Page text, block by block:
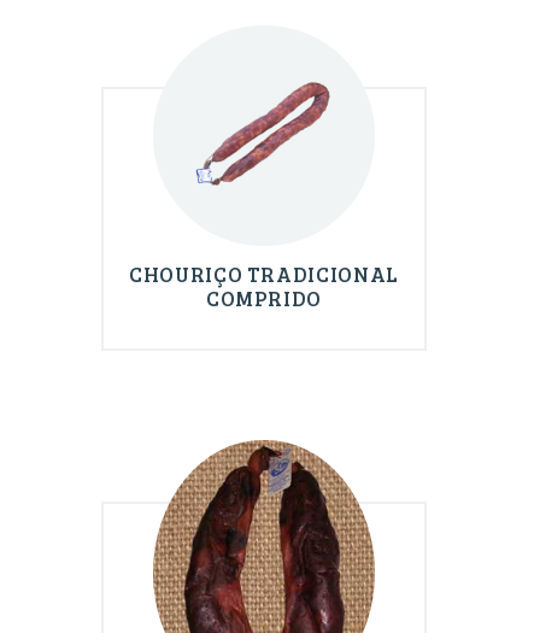
CHOURIÇO TRADICIONAL
COMPRIDO